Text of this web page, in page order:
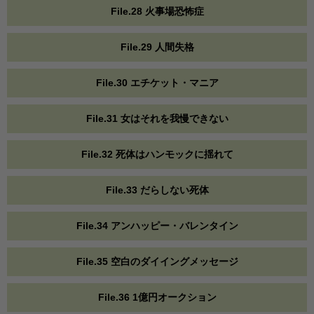
File.28 火事場恐怖症
File.29 人間失格
File.30 エチケット・マニア
File.31 女はそれを我慢できない
File.32 死体はハンモックに揺れて
File.33 だらしない死体
File.34 アンハッピー・バレンタイン
File.35 空白のダイイングメッセージ
File.36 1億円オークション